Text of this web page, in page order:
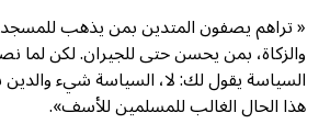
« تراهم يصفون المتدين بمن يذهب
والزكاة، بمن يحسن حتى للجيران. لكن لما
السياسة يقول لك: لا، السياسة شيء
هذا الحال الغالب للمسلمين للأسف».